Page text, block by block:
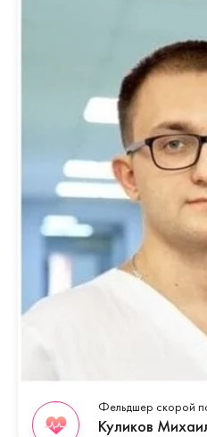
Фельдшер скорой
Куликов